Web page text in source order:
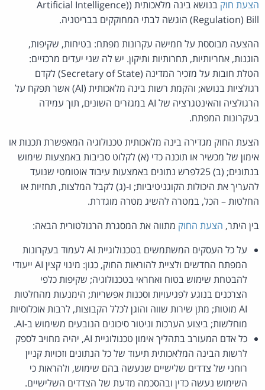
הצעת חוק
בנושא בינה מלאכותית ((Artificial Intelligence
(Regulation) Bill הוגשה לבתי המחוקקים בבריטניה.
ההצעה מבוססת על חמישה עקרונות מפתח: בטיחות, שקיפות,
הוגנות, אחריותיות, תחרותיות ותיקון. יש לה שני יעדים מרכזיים:
הטלת חובות על מזכיר המדינה (Secretary of State) לקדם
רגולציות בנושא; והקמת רשות בינה מלאכותית (AI) אשר תפקח על
הרגולציה והאינטגרציה של AI במגזרים השונים, תוך עמידה
בעקרונות המפתח.
הצעת החוק מגדירה בינה מלאכותית טכנולוגיה המאפשרת תכנות או
אימון של מכשיר או תוכנה כדי (א) לקלוט סביבות באמצעות שימוש
בנתונים; (ב) 25לפרש נתונים באמצעות עיבוד אוטומטי שנועד
להעריך את היכולות הקוגניטיביות; ו-(ג) לקבל המלצות, תחזיות או
החלטות – הכל, במטרה להשיג מטרה מוגדרת.
בין היתר, הצעת החוק מתווה את המסגרת הרגולטורית הבאה:
על כל העסקים המשתמשים בטכנולוגיית AI לעמוד בעקרונות
המפתח החדשים ולציית להוראות החוק, כגון: מינוי קצין AI ייעודי
להבטחת שימוש בטוח ואחראי בטכנולוגיה; שקיפות כלפי
הצרכנים בנוגע לפגיעויות וסכנות אפשריות; הימנעות מהחלטות
AI מוטות; מתן שירות שווה והוגן לכלל הקבוצות, לרבות אוכלוסיות
מוחלשות; ביצוע הערכות וניטור סיכונים הנובעים משימוש ב-AI.
כל אדם המעורב בתהליך אימון טכנולוגיית AI, יהיה מחויב לספק
לרשות הבינה המלאכותית תיעוד של כל הנתונים וזכויות קניין
רוחני של צדדים שלישיים שנעשה בהם שימוש, ולהראות כי
השימוש נעשה כדין ובהסכמה מדעת של הצדדים השלישיים.